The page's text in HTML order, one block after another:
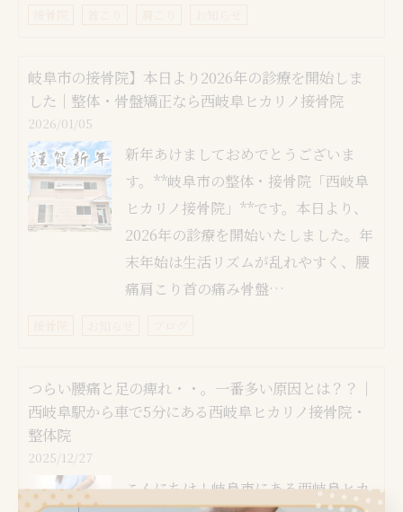
岐阜市の接骨院】本日より2026年の診療を開始しま
した｜整体・骨盤矯正なら西岐阜ヒカリノ接骨院
2026/01/05
新年あけましておめでとうございま
す。**岐阜市の整体・接骨院「西岐阜
ヒカリノ接骨院」**です。本日より、
2026年の診療を開始いたしました。年
末年始は生活リズムが乱れやすく、腰
痛肩こり首の痛み骨盤…
つらい腰痛と足の痺れ・・。一番多い原因とは？？｜
西岐阜駅から車で5分にある西岐阜ヒカリノ接骨院・
整体院
2025/12/27
こんにちは！岐阜市にある西岐阜ヒカ